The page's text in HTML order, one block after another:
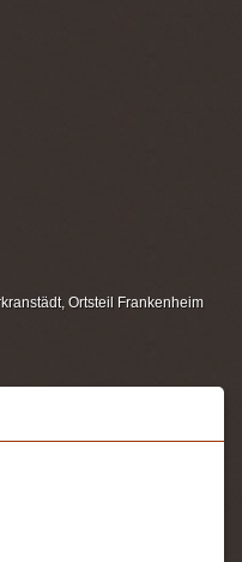
Ortsteil Frankenheim